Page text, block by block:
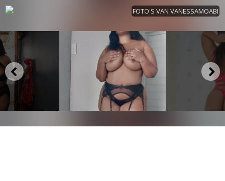
FOTO'S VAN VANESSAMOABI